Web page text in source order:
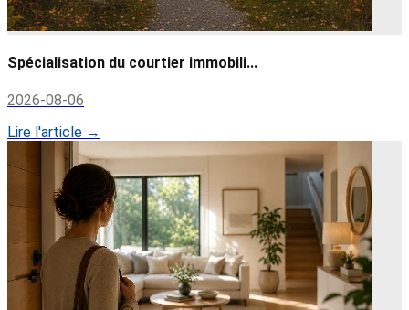
Spécialisation du courtier immobili...
2026-08-06
Lire l'article →